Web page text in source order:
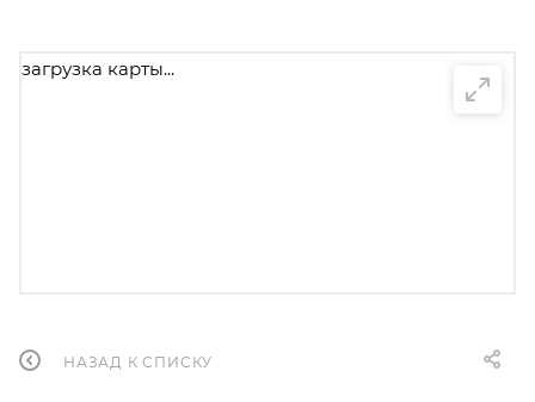
загрузка карты...
НАЗАД К СПИСКУ